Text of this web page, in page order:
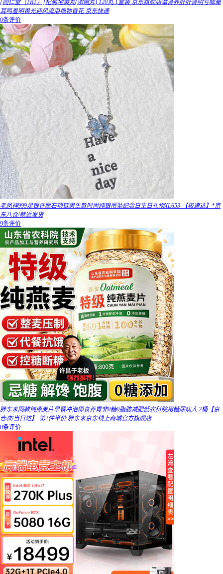
[同仁堂（TRT）]杞菊地黄丸(浓缩丸) 120丸 1盒装 京东旗舰店滋肾养肝肝肾阴亏眩晕
耳鸣羞明畏光迎风流泪视物昏花 京东快递
0条评价
老凤祥999足银许愿石项链男生款时尚纯银吊坠纪念日生日礼物XL653 【极速达】*京
东八仓/就近发货
9条评价
胖东来同款纯燕麦片早餐冲泡即食养胃非0糖0脂肪减肥低农科院用糖尿病人 2桶【京
仓次/当日达】-第2件半价 胖东来京东线上商城官方旗舰店
0条评价